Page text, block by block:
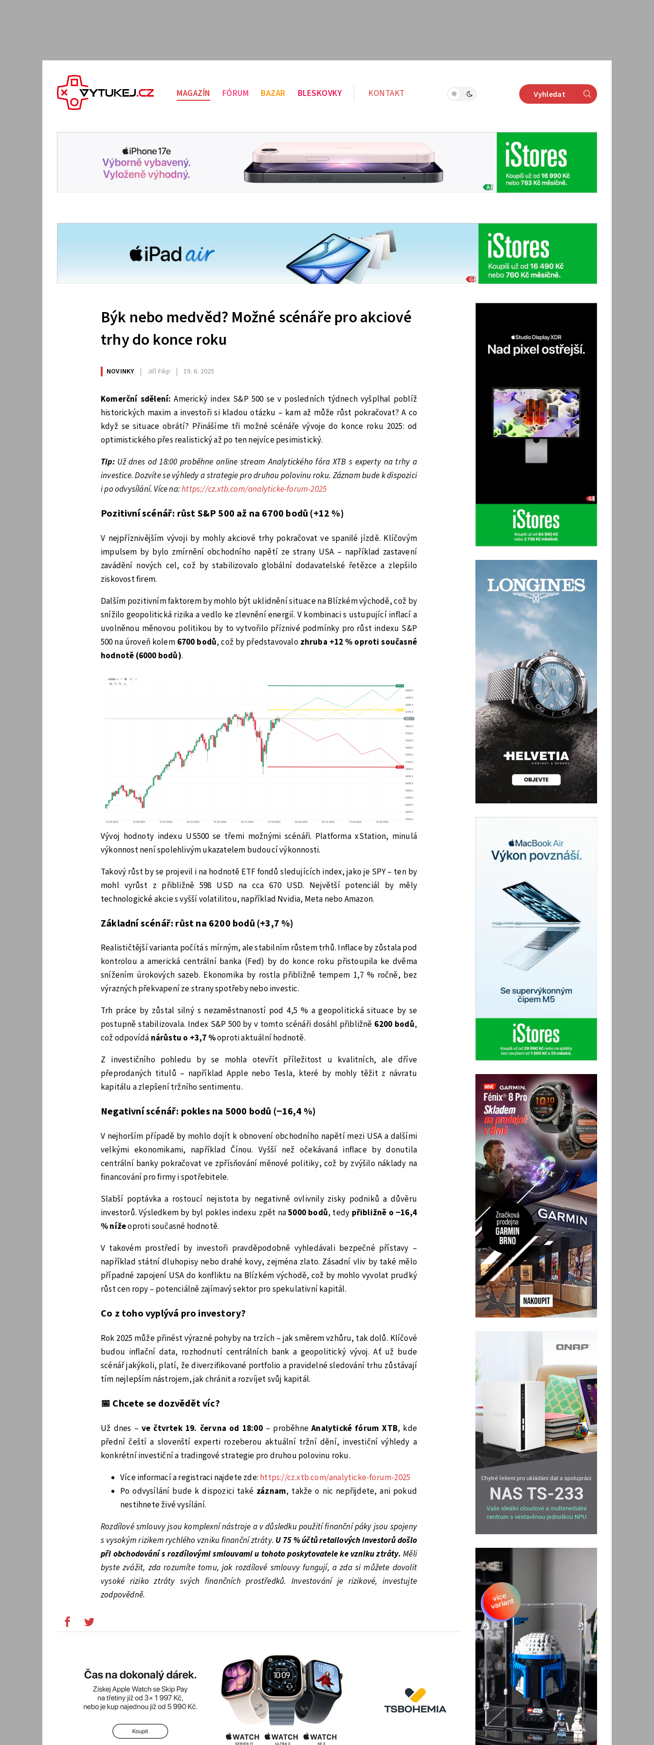
MAGAZÍN FÓRUM BAZAR BLESKOVKY KONTAKT Vyhledat
Býk nebo medvěd? Možné scénáře pro akciové
trhy do konce roku
NOVINKY Jiří Filip 19. 6. 2025
Komerční sdělení:Americký index S&P 500 se v posledních týdnech vyšplhal poblíž
historických maxim a investoři si kladou otázku – kam až může růst pokračovat? A co
když se situace obrátí? Přinášíme tři možné scénáře vývoje do konce roku 2025: od
optimistického přes realistický až po ten nejvíce pesimistický.
Tip: Už dnes od 18:00 proběhne online stream Analytického fóra XTB s experty na trhy a
investice. Dozvíte se výhledy a strategie pro druhou polovinu roku. Záznam bude k dispozici
i po odvysílání. Více na:https://cz.xtb.com/analyticke-forum-2025
Pozitivní scénář: růst S&P 500 až na 6700 bodů (+12 %)
V nejpříznivějším vývoji by mohly akciové trhy pokračovat ve spanilé jízdě. Klíčovým
impulsem by bylo zmírnění obchodního napětí ze strany USA – například zastavení
zavádění nových cel, což by stabilizovalo globální dodavatelské řetězce a zlepšilo
ziskovost firem.
Dalším pozitivním faktorem by mohlo být uklidnění situace na Blízkém východě, což by
snížilo geopolitická rizika a vedlo ke zlevnění energií. V kombinaci s ustupující inflací a
uvolněnou měnovou politikou by to vytvořilo příznivé podmínky pro růst indexu S&P
500 na úroveň kolem 6700 bodů, což by představovalo zhruba +12 % oproti současné
hodnotě (6000 bodů).
Vývoj hodnoty indexu US500 se třemi možnými scénáři. Platforma xStation, minulá
výkonnost není spolehlivým ukazatelem budoucí výkonnosti.
Takový růst by se projevil i na hodnotě ETF fondů sledujících index, jako je SPY – ten by
mohl vyrůst z přibližně 598 USD na cca 670 USD. Největší potenciál by měly
technologické akcie s vyšší volatilitou, například Nvidia, Meta nebo Amazon.
Základní scénář: růst na 6200 bodů (+3,7 %)
Realističtější varianta počítá s mírným, ale stabilním růstem trhů. Inflace by zůstala pod
kontrolou a americká centrální banka (Fed) by do konce roku přistoupila ke dvěma
snížením úrokových sazeb. Ekonomika by rostla přibližně tempem 1,7 % ročně, bez
výrazných překvapení ze strany spotřeby nebo investic.
Trh práce by zůstal silný s nezaměstnaností pod 4,5 % a geopolitická situace by se
postupně stabilizovala. Index S&P 500 by v tomto scénáři dosáhl přibližně 6200 bodů,
což odpovídá nárůstu o +3,7 %oproti aktuální hodnotě.
Z investičního pohledu by se mohla otevřít příležitost u kvalitních, ale dříve
přeprodaných titulů – například Apple nebo Tesla, které by mohly těžit z návratu
kapitálu a zlepšení tržního sentimentu.
Negativní scénář: pokles na 5000 bodů (−16,4 %)
V nejhorším případě by mohlo dojít k obnovení obchodního napětí mezi USA a dalšími
velkými ekonomikami, například Čínou. Vyšší než očekávaná inflace by donutila
centrální banky pokračovat ve zpřísňování měnové politiky, což by zvýšilo náklady na
financování pro firmy i spotřebitele.
Slabší poptávka a rostoucí nejistota by negativně ovlivnily zisky podniků a důvěru
investorů. Výsledkem by byl pokles indexu zpět na5000 bodů, tedy přibližně o −16,4
% nížeoproti současné hodnotě.
V takovém prostředí by investoři pravděpodobně vyhledávali bezpečné přístavy –
například státní dluhopisy nebo drahé kovy, zejména zlato. Zásadní vliv by také mělo
případné zapojení USA do konfliktu na Blízkém východě, což by mohlo vyvolat prudký
růst cen ropy – potenciálně zajímavý sektor pro spekulativní kapitál.
Co z toho vyplývá pro investory?
Rok 2025 může přinést výrazné pohyby na trzích – jak směrem vzhůru, tak dolů. Klíčové
budou inflační data, rozhodnutí centrálních bank a geopolitický vývoj. Ať už bude
scénář jakýkoli, platí, že diverzifikované portfolio a pravidelné sledování trhu zůstávají
tím nejlepším nástrojem, jak chránit a rozvíjet svůj kapitál.
📅 Chcete se dozvědět víc?
Už dnes – ve čtvrtek 19. června od 18:00– proběhneAnalytické fórum XTB, kde
přední čeští a slovenští experti rozeberou aktuální tržní dění, investiční výhledy a
konkrétní investiční a tradingové strategie pro druhou polovinu roku.
Více informací a registraci najdete zde: https://cz.xtb.com/analyticke-forum-2025
Po odvysílání bude k dispozici také záznam, takže o nic nepřijdete, ani pokud
nestihnete živé vysílání.
Rozdílové smlouvy jsou komplexní nástroje a v důsledku použití finanční páky jsou spojeny
s vysokým rizikem rychlého vzniku finanční ztráty. U 75 % účtů retailových investorů došlo
při obchodování s rozdílovými smlouvami u tohoto poskytovatele ke vzniku ztráty. Měli
byste zvážit, zda rozumíte tomu, jak rozdílové smlouvy fungují, a zda si můžete dovolit
vysoké riziko ztráty svých finančních prostředků. Investování je rizikové, investujte
zodpovědně.